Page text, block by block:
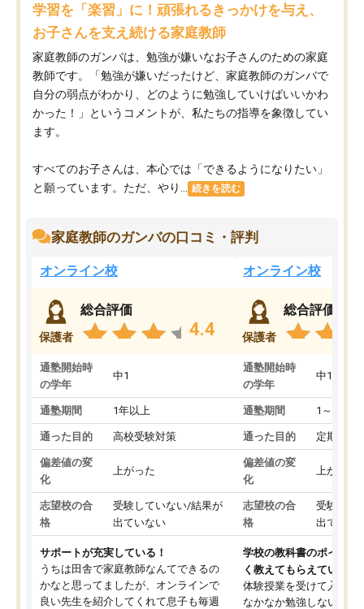
学習を「楽習」に！頑張れるきっかけを与え、
お子さんを支え続ける家庭教師
家庭教師のガンバは、勉強が嫌いなお子さんのための家庭
教師です。「勉強が嫌いだったけど、家庭教師のガンバで
自分の弱点がわかり、どのように勉強していけばいいかわ
かった！」というコメントが、私たちの指導を象徴してい
ます。
すべてのお子さんは、本心では「できるようになりたい」
と願っています。ただ、やり...
続きを読む
家庭教師のガンバの口コミ・評判
オンライン校
保護者
総合評価
4.4
通塾開始時
の学年
中1
通塾期間 1年以上
通った目的 高校受験対策
偏差値の変
化
上がった
志望校の合
格
受験していない/結果が
出ていない
サポートが充実している！
うちは田舎で家庭教師なんてできるの
かなと思ってましたが、オンラインで
良い先生を紹介してくれて息子も毎週
オンライン校
保護者
総合評価
通塾開始時
の学年
中1
通塾期間 1～3ヵ月
通った目的 定期テス
偏差値の変
化
上がった
志望校の合
格
受験して
出ていな
学校の教科書のポイント
く教えてもらえている
体験授業を受けて入塾し
なかなか勉強しない息子